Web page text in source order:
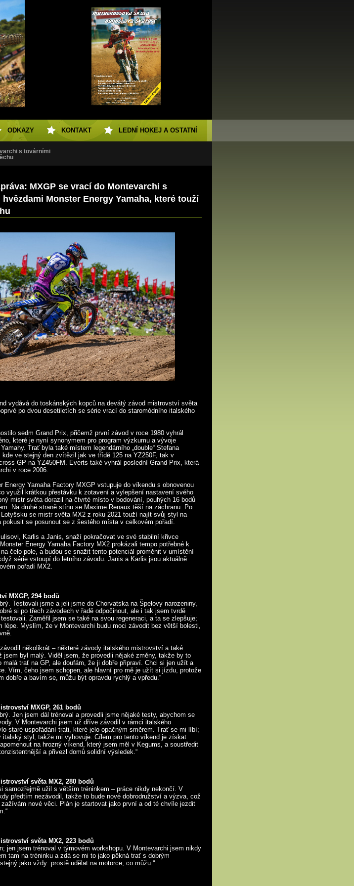
s továrními
MXGP se vrací do Montevarchi s
Monster Energy Yamaha, které touží
vydává do toskánských kopců na devátý závod mistrovství světa
po dvou desetiletích se série vrací do staromódního italského
sedm Grand Prix, přičemž první závod v roce 1980 vyhrál
které je nyní synonymem pro program výzkumu a vývoje
Trať byla také místem legendárního „double“ Stefana
kde ve stejný den zvítězil jak ve třídě 125 na YZ250F, tak v
GP na YZ450FM. Everts také vyhrál poslední Grand Prix, která
v roce 2006.
Energy Yamaha Factory MXGP vstupuje do víkendu s obnovenou
využil krátkou přestávku k zotavení a vylepšení nastavení svého
mistr světa dorazil na čtvrté místo v bodování, pouhých 16 bodů
Na druhé straně stínu se Maxime Renaux těší na záchranu. Po
se mistr světa MX2 z roku 2021 touží najít svůj styl na
pokusit se posunout se z šestého místa v celkovém pořadí.
Karlis a Janis, snaží pokračovat ve své stabilní křivce
Energy Yamaha Factory MX2 prokázali tempo potřebné k
čelo pole, a budou se snažit tento potenciál proměnit v umístění
série vstoupí do letního závodu. Janis a Karlis jsou aktuálně
pořadí MX2.
MXGP, 294 bodů
Testovali jsme a jeli jsme do Chorvatska na Špelovy narozeniny,
si po třech závodech v řadě odpočinout, ale i tak jsem tvrdě
Zaměřil jsem se také na svou regeneraci, a ta se zlepšuje;
lépe. Myslím, že v Montevarchi budu moci závodit bez větší bolesti,
několikrát – některé závody italského mistrovství a také
jsem byl malý. Viděl jsem, že provedli nějaké změny, takže by to
malá trať na GP, ale doufám, že ji dobře připraví. Chci si jen užít a
Vím, čeho jsem schopen, ale hlavní pro mě je užít si jízdu, protože
dobře a bavím se, můžu být opravdu rychlý a vpředu.“
MXGP, 261 bodů
Jen jsem dál trénoval a provedli jsme nějaké testy, abychom se
V Montevarchi jsem už dříve závodil v rámci italského
staré uspořádání trati, které jelo opačným směrem. Trať se mi líbí;
italský styl, takže mi vyhovuje. Cílem pro tento víkend je získat
na hrozný víkend, který jsem měl v Kegums, a soustředit
a přivezl domů solidní výsledek.“
světa MX2, 280 bodů
samozřejmě užil s větším tréninkem – práce nikdy nekončí. V
předtím nezávodil, takže to bude nové dobrodružství a výzva, což
zažívám nové věci. Plán je startovat jako první a od té chvíle jezdit
světa MX2, 223 bodů
jen jsem trénoval v týmovém workshopu. V Montevarchi jsem nikdy
tam na tréninku a zdá se mi to jako pěkná trať s dobrým
jako vždy: prostě udělat na motorce, co můžu.“
ODKAZY KONTAKT LEDNÍ HOKEJ A OSTATNÍ